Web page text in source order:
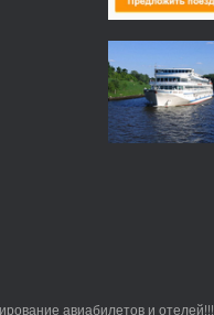
авиабилетов и отелей!!!